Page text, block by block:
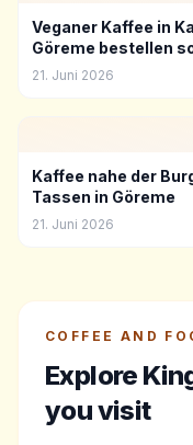
Veganer Kaffee in
Göreme bestellen
21. Juni 2026
Kaffee nahe der
Tassen in Göreme
21. Juni 2026
COFFEE AND
Explore
you visit